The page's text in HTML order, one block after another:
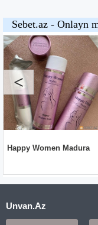
Unvan.Az